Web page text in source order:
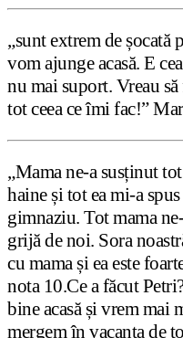
„sunt extrem de șocată
vom ajunge acasă. E
nu mai suport. Vreau
tot ceea ce îmi fac!”
„Mama ne-a susținut
haine și tot ea mi-a
gimnaziu. Tot mama
grijă de noi. Sora
cu mama și ea este
nota 10.Ce a făcut
bine acasă și vrem mai
mergem în vacanța de